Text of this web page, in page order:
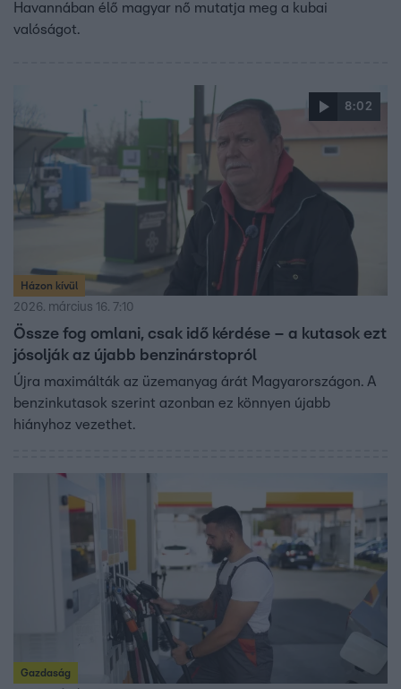
Havannában élő magyar nő mutatja meg a kubai
valóságot.
8:02
Házon kívül
2026. március 16. 7:10
Össze fog omlani, csak idő kérdése – a kutasok ezt
jósolják az újabb benzinárstopról
Újra maximálták az üzemanyag árát Magyarországon. A
benzinkutasok szerint azonban ez könnyen újabb
hiányhoz vezethet.
Gazdaság